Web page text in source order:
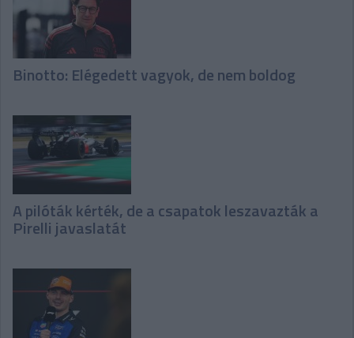
Binotto: Elégedett vagyok, de nem boldog
A pilóták kérték, de a csapatok leszavazták a
Pirelli javaslatát